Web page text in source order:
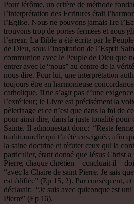
Pour Jérôme, un critère de méthode
l’interprétation des Ecritures était
l’Eglise. Nous ne pouvons jamais lire
trouvons trop de portes fermées et nous
l’erreur. La Bible a été écrite par le
de Dieu, sous l’inspiration de l’Esprit
communion avec le Peuple de Dieu que
entrer avec le “nous” au centre de la
nous dire. Pour lui, une interprétation
toujours être en harmonieuse
catholique. Il ne s’agit pas d’une
l’extérieur; le Livre est précisément la
pèlerinage et ce n’est que dans la foi de
pour ainsi dire, dans la juste tonalité pour
Sainte. Il admonestait donc: “Reste
traditionnelle qui t’a été enseignée, afin
la saine doctrine et réfuter ceux qui la
particulier, étant donné que Jésus Christ
Pierre, chaque chrétien – concluait-il –
“avec la Chaire de saint Pierre. Je sais
est édifiée” (Ep 15, 2). Par conséquent,
déclarait: “Je suis avec quiconque est uni
Pierre” (Ep 16).